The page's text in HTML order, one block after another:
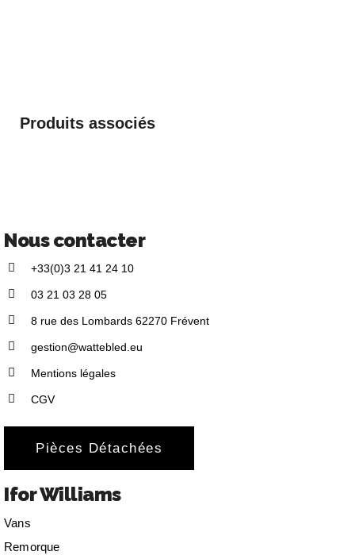
Produits associés
Nous contacter
+33(0)3 21 41 24 10
03 21 03 28 05
8 rue des Lombards 62270 Frévent
gestion@wattebled.eu
Mentions légales
CGV
Pièces Détachées
Ifor Williams
Vans
Remorque